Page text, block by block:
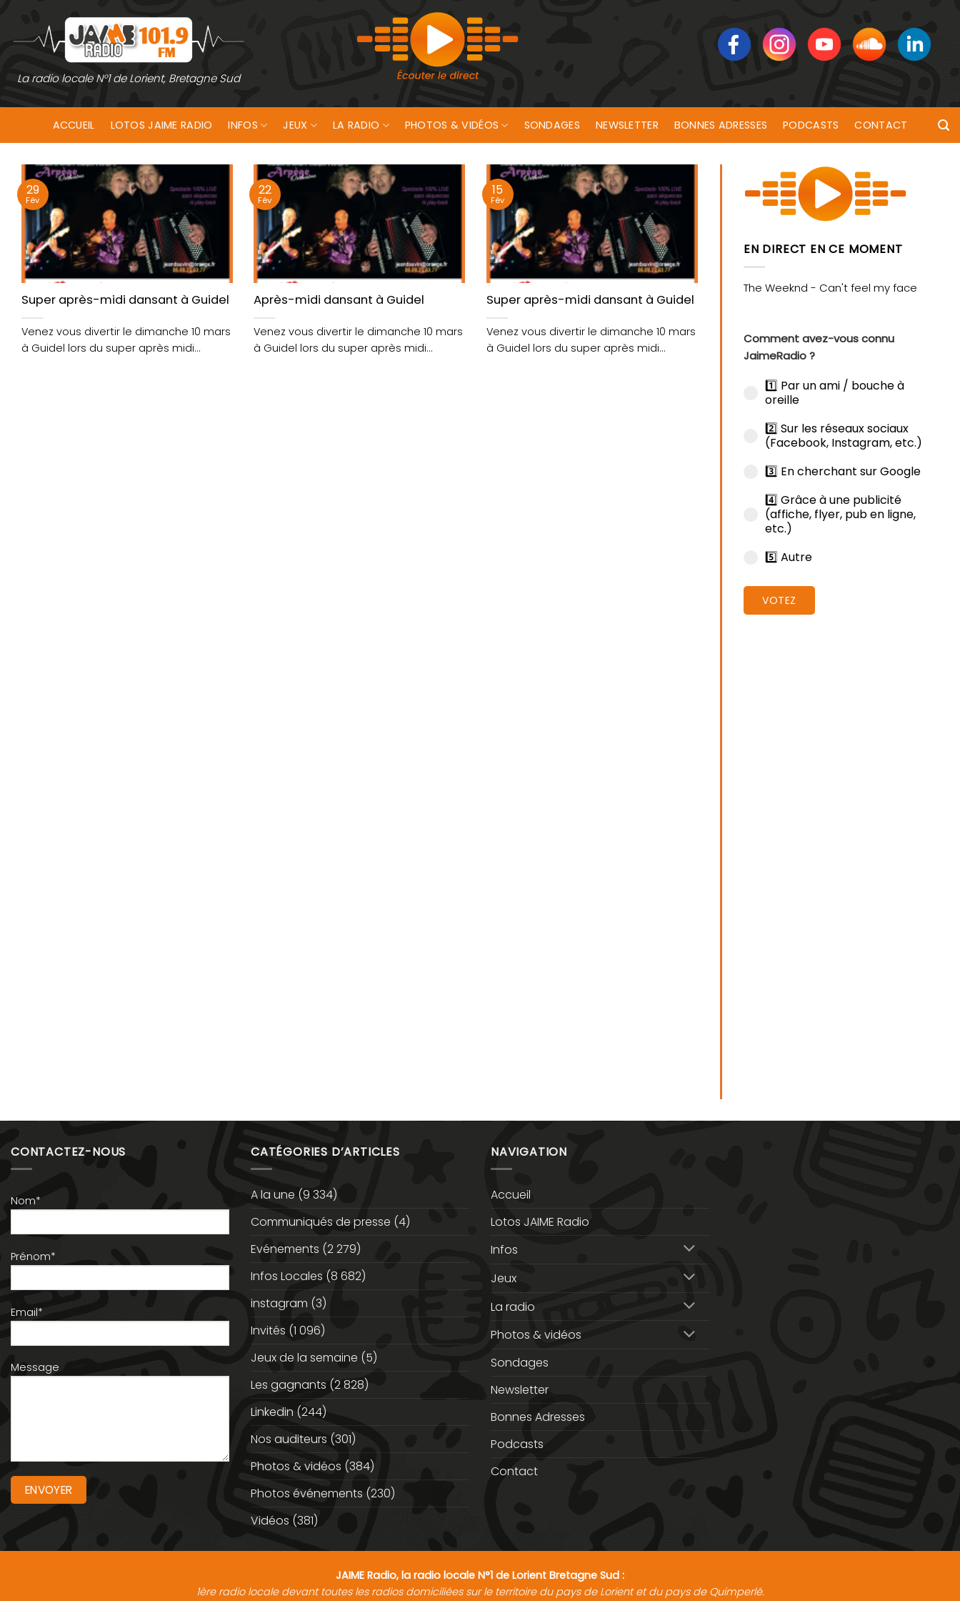
contenu
La radio locale N°1 de Lorient, Bretagne Sud
ACCUEIL LOTOS JAIME RADIO INFOS JEUX LA RADIO PHOTOS & VIDÉOS SONDAGES NEWSLETTER BONNES ADRESSES PODCASTS CONTACT
Super après-midi dansant à Guidel
Venez vous divertir le dimanche 10 mars
à Guidel lors du super après midi
29
Fév
Après-midi dansant à Guidel
Venez vous divertir le dimanche 10 mars
à Guidel lors du super après midi
22
Fév
Super après-midi dansant à Guidel
Venez vous divertir le dimanche 10 mars
à Guidel lors du super après midi
15
Fév
EN DIRECT EN CE MOMENT
Comment avez-vous connu
JaimeRadio ?
1️⃣ Par un ami / bouche à
oreille
2️⃣ Sur les réseaux sociaux
(Facebook, Instagram, etc.)
3️⃣ En cherchant sur Google
4️⃣ Grâce à une publicité
(affiche, flyer, pub en ligne,
etc.)
5️⃣ Autre
VOTEZ
CONTACTEZ-NOUS
Nom*
Prénom*
Email*
Message
CATÉGORIES D’ARTICLES
A la une (9 334)
Communiqués de presse (4)
Evénements (2 279)
Infos Locales (8 682)
instagram (3)
Invités (1 096)
Jeux de la semaine (5)
Les gagnants (2 828)
Linkedin (244)
Nos auditeurs (301)
Photos & vidéos (384)
Photos événements (230)
Vidéos (381)
NAVIGATION
Accueil
Lotos JAIME Radio
Infos
Jeux
La radio
Photos & vidéos
Sondages
Newsletter
Bonnes Adresses
Podcasts
Contact
JAIME Radio, la radio locale N°1 de Lorient Bretagne Sud :
1ère radio locale devant toutes les radios domiciliées sur le territoire du pays de Lorient et du pays de Quimperlé.